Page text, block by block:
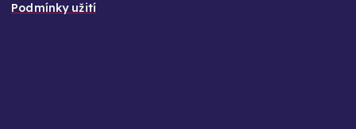
Podmínky užití